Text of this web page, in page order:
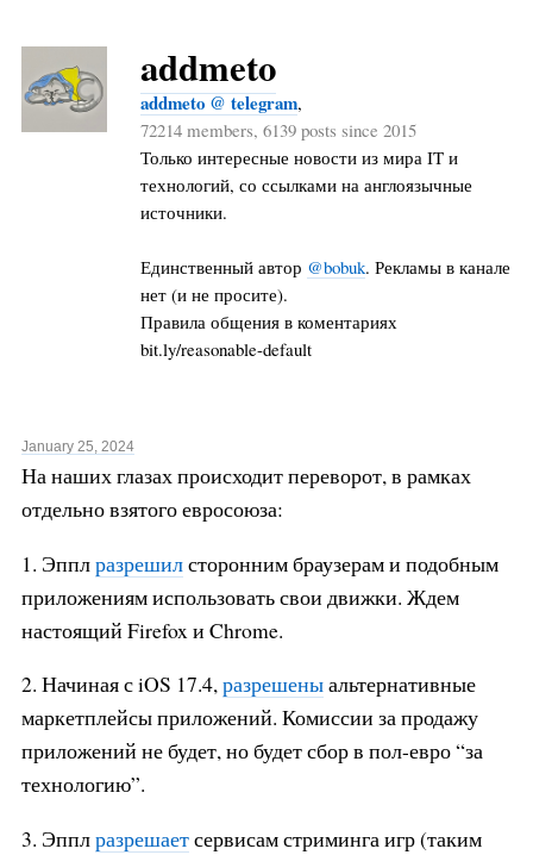
addmeto
addmeto @ telegram,
72214 members, 6139 posts since 2015
Только интересные новости из мира IT и
технологий, со ссылками на англоязычные
источники.
Единственный автор @bobuk. Рекламы в канале
нет (и не просите).
Правила общения в коментариях
bit.ly/reasonable-default
January 25, 2024
На наших глазах происходит переворот, в рамках
отдельно взятого евросоюза:
1. Эпплразрешилсторонним браузерам и подобным
приложениям использовать свои движки. Ждем
настоящий Firefox и Chrome.
2. Начиная с iOS 17.4,разрешеныальтернативные
маркетплейсы приложений. Комиссии за продажу
приложений не будет, но будет сбор в пол-евро “за
технологию”.
3. Эпплразрешаетсервисам стриминга игр (таким